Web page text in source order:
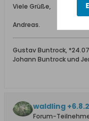
Viele Grüße,
Andreas.
Gustav Buntrock,
Johann Buntrock und
waldling
Forum-